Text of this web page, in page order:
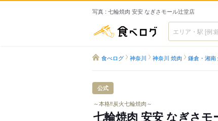
写真 : 七輪焼肉 安安 なぎさモール辻堂店
食べログ
食べログ 神奈川 神奈川 焼肉 鎌倉・湘南
公式
～本格‼炭火七輪焼肉～
七輪焼肉 安安 なぎさモ